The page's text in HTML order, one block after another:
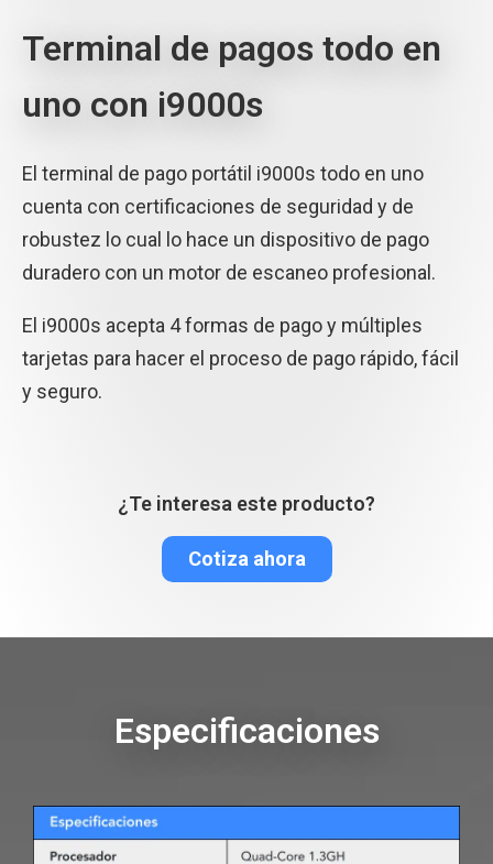
Terminal de pagos todo en
uno con i9000s
El terminal de pago portátil i9000s todo en uno
cuenta con certificaciones de seguridad y de
robustez lo cual lo hace un dispositivo de pago
duradero con un motor de escaneo profesional.
El i9000s acepta 4 formas de pago y múltiples
tarjetas para hacer el proceso de pago rápido, fácil
y seguro.
¿Te interesa este producto?
Cotiza ahora
Especificaciones